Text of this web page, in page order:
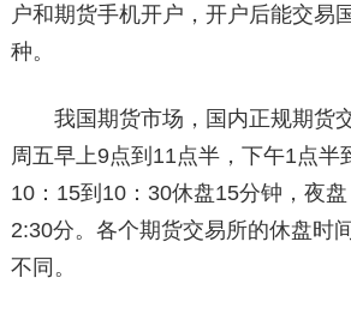
户和期货手机开户，开户后能交易
种。
我国期货市场，国内正规期货
周五早上9点到11点半，下午1点半
10：15到10：30休盘15分钟，夜
2:30分。各个期货交易所的休盘时
不同。